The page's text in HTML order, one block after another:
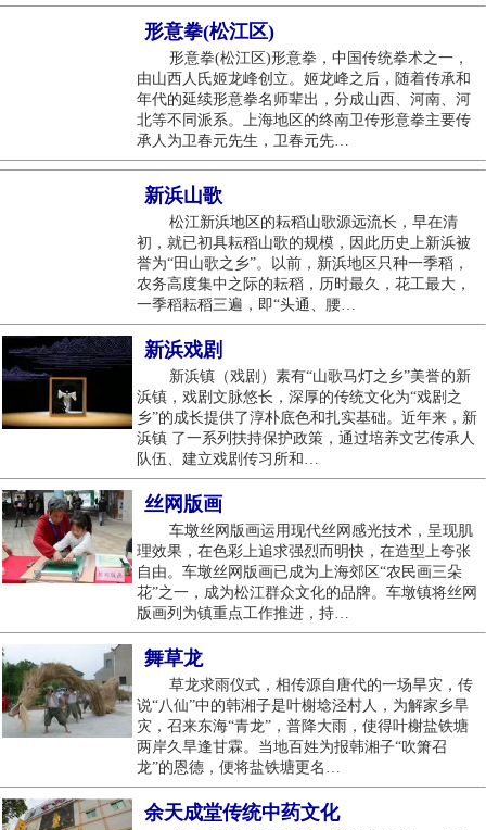
形意拳(松江区)
形意拳(松江区)形意拳，中国传统拳术之一，
由山西人氏姬龙峰创立。姬龙峰之后，随着传承和
年代的延续形意拳名师辈出，分成山西、河南、河
北等不同派系。上海地区的终南卫传形意拳主要传
承人为卫春元先生，卫春元先…
新浜山歌
松江新浜地区的耘稻山歌源远流长，早在清
初，就已初具耘稻山歌的规模，因此历史上新浜被
誉为“田山歌之乡”。以前，新浜地区只种一季稻，
农务高度集中之际的耘稻，历时最久，花工最大，
一季稻耘稻三遍，即“头通、腰…
新浜戏剧
新浜镇（戏剧）素有“山歌马灯之乡”美誉的新
浜镇，戏剧文脉悠长，深厚的传统文化为“戏剧之
乡”的成长提供了淳朴底色和扎实基础。近年来，新
浜镇 了一系列扶持保护政策，通过培养文艺传承人
队伍、建立戏剧传习所和…
丝网版画
车墩丝网版画运用现代丝网感光技术，呈现肌
理效果，在色彩上追求强烈而明快，在造型上夸张
自由。车墩丝网版画已成为上海郊区“农民画三朵
花”之一，成为松江群众文化的品牌。车墩镇将丝网
版画列为镇重点工作推进，持…
舞草龙
草龙求雨仪式，相传源自唐代的一场旱灾，传
说“八仙”中的韩湘子是叶榭埝泾村人，为解家乡旱
灾，召来东海“青龙”，普降大雨，使得叶榭盐铁塘
两岸久旱逢甘霖。当地百姓为报韩湘子“吹箫召
龙”的恩德，便将盐铁塘更名…
余天成堂传统中药文化